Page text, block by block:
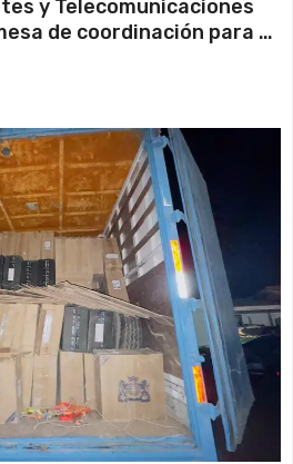
y Telecomunicaciones
de coordinación para el
en Iquique